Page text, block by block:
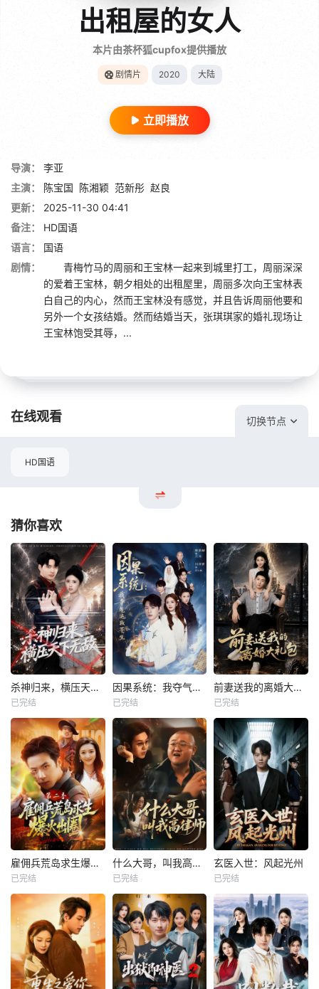
出租屋的女人
本片由茶杯狐cupfox提供播放
剧情片 2020 大陆
立即播放
导演：
李亚
主演：
陈宝国 陈湘颖 范新彤 赵良
更新：
2025-11-30 04:41
备注：
HD国语
语言：
国语
剧情：
青梅竹马的周丽和王宝林一起来到城里打工，周丽深深
的爱着王宝林，朝夕相处的出租屋里，周丽多次向王宝林表
白自己的内心，然而王宝林没有感觉，并且告诉周丽他要和
另外一个女孩结婚。然而结婚当天，张琪琪家的婚礼现场让
王宝林饱受其辱，...
在线观看 切换节点
HD国语
猜你喜欢
杀神归来，横压天下无敌
已完结
因果系统：我夺气运救苍生
已完结
前妻送我的离婚大礼包
已完结
雇佣兵荒岛求生爆火出圈第二季
已完结
什么大哥，叫我高律师
已完结
玄医入世：风起光州
已完结